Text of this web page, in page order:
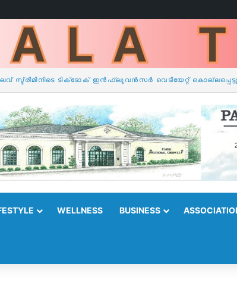
റീജിയൻ വാർഷിക കൺവൻഷൻ സെപ്റ്റംബർ 4 മുതൽ.
WELLNESS BUSINESS